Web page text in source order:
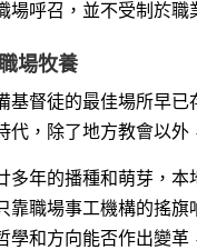
場呼召，並不受制於職
場牧養
基督徒的最佳場所早
代，除了地方教會以
多年的播種和萌芽，本
靠職場事工機構的搖旗
學和方向能否作出變革